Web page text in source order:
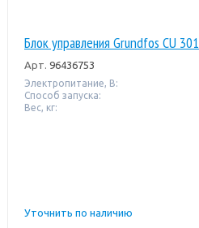
Блок управления Grundfos CU 301
Арт. 96436753
Электропитание, В:
Способ запуска:
Вес, кг:
Уточнить по наличию